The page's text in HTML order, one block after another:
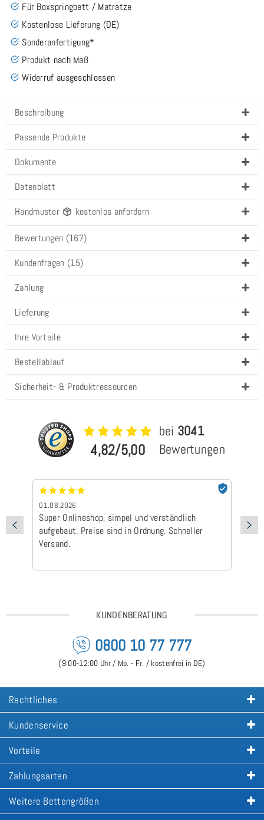
Für Boxspringbett / Matratze
Kostenlose Lieferung (DE)
Sonderanfertigung*
Produkt nach Maß
Widerruf ausgeschlossen
Beschreibung
Passende Produkte
Dokumente
Datenblatt
Handmuster kostenlos anfordern
Bewertungen (167)
Kundenfragen (15)
Zahlung
Lieferung
Ihre Vorteile
Bestellablauf
Sicherheit- & Produktressourcen
4,82/5,00
bei 3041
Bewertungen
01.08.2026
Super Onlineshop, simpel und verständlich
aufgebaut. Preise sind in Ordnung. Schneller
Versand.
KUNDENBERATUNG
0800 10 77 777
(9:00-12:00 Uhr / Mo. - Fr. / kostenfrei in DE)
Rechtliches
Kundenservice
Vorteile
Zahlungsarten
Weitere Bettengrößen